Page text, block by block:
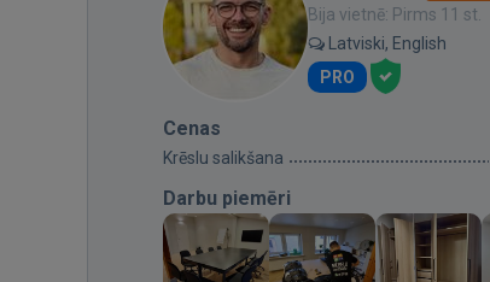
Bija vietnē: Pirms 11 st.
Latviski, English
PRO
Cenas
Krēslu salikšana
Darbu piemēri